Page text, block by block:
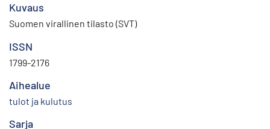
Kuvaus
Suomen virallinen tilasto (SVT)
ISSN
1799-2176
Aihealue
tulot ja kulutus
Sarja